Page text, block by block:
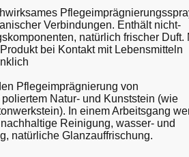
Verbindungen. Enthält nicht-
natürlich frischer Duft.
bei Kontakt mit Lebensmitteln
Pflegeimprägnierung von
Natur- und Kunststein (wie
In einem Arbeitsgang
Reinigung, wasser- und
natürliche Glanzauffrischung.